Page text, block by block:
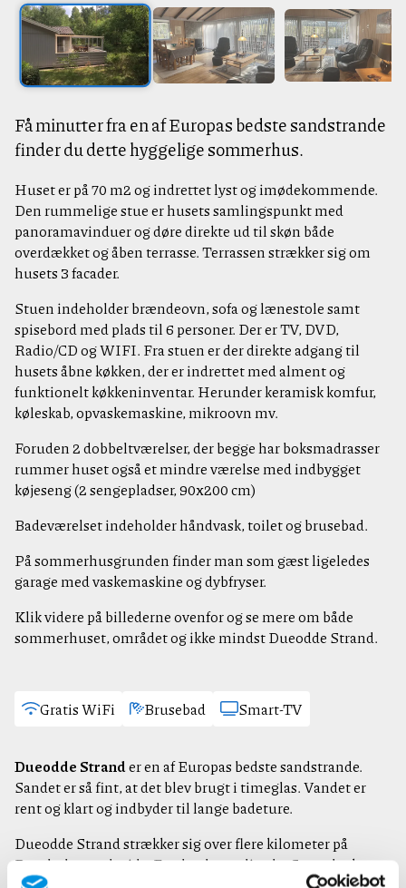
Få minutter fra en af Europas bedste sandstrande
finder du dette hyggelige sommerhus.
Huset er på 70 m2 og indrettet lyst og imødekommende.
Den rummelige stue er husets samlingspunkt med
panoramavinduer og døre direkte ud til skøn både
overdækket og åben terrasse. Terrassen strækker sig om
husets 3 facader.
Stuen indeholder brændeovn, sofa og lænestole samt
spisebord med plads til 6 personer. Der er TV, DVD,
Radio/CD og WIFI. Fra stuen er der direkte adgang til
husets åbne køkken, der er indrettet med alment og
funktionelt køkkeninventar. Herunder keramisk komfur,
køleskab, opvaskemaskine, mikroovn mv.
Foruden 2 dobbeltværelser, der begge har boksmadrasser
rummer huset også et mindre værelse med indbygget
køjeseng (2 sengepladser, 90x200 cm)
Badeværelset indeholder håndvask, toilet og brusebad.
På sommerhusgrunden finder man som gæst ligeledes
garage med vaskemaskine og dybfryser.
Klik videre på billederne ovenfor og se mere om både
sommerhuset, området og ikke mindst Dueodde Strand.
Gratis WiFi Brusebad Smart-TV
Dueodde Strander en af Europas bedste sandstrande.
Sandet er så fint, at det blev brugt i timeglas. Vandet er
rent og klart og indbyder til lange badeture.
Dueodde Strand strækker sig over flere kilometer på
Bornholms sydspids. Fra den hyggelige by Snogebæk,